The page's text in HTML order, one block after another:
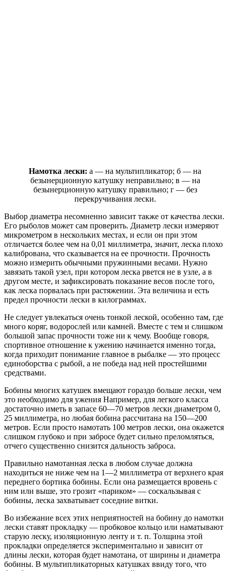
Намотка лески: а — на мультипликатор; б — на
безынерционную катушку неправильно; в — на
безынерционную катушку правильно; г — без
перекручивания лески.
Выбор диаметра несомненно зависит также от качества лески.
Его рыболов может сам проверить. Диаметр лески измеряют
микрометром в нескольких местах, и если он при этом
отличается более чем на 0,01 миллиметра, значит, леска плохо
калибрована, что сказывается на ее прочности. Прочность
можно измерить обычными пружинными весами. Нужно
завязать такой узел, при котором леска рвется не в узле, а в
другом месте, и зафиксировать показание весов после того,
как леска порвалась при растяжении. Эта величина и есть
предел прочности лески в килограммах.
Не следует увлекаться очень тонкой леской, особенно там, где
много коряг, водорослей или камней. Вместе с тем и слишком
большой запас прочности тоже ни к чему. Вообще говоря,
спортивное отношение к ужению начинается именно тогда,
когда приходит понимание главное в рыбалке — это процесс
единоборства с рыбой, а не победа над ней простейшими
средствами.
Бобины многих катушек вмещают гораздо больше лески, чем
это необходимо для ужения Например, для легкого класса
достаточно иметь в запасе 60—70 метров лески диаметром 0,
25 миллиметра, но любая бобина рассчитана на 150—200
метров. Если просто намотать 100 метров лески, она окажется
слишком глубоко и при забросе будет сильно преломляться,
отчего существенно снизится дальность заброса.
Правильно намотанная леска в любом случае должна
находиться не ниже чем на 1—2 миллиметра от верхнего края
переднего бортика бобины. Если она размещается вровень с
ним или выше, это грозит «париком» — соскальзывая с
бобины, леска захватывает соседние витки.
Во избежание всех этих неприятностей на бобину до намотки
лески ставят прокладку — пробковое кольцо или наматывают
старую леску, изоляционную ленту и т. п. Толщина этой
прокладки определяется экспериментально и зависит от
длины лески, которая будет намотана, от ширины и диаметра
бобины. В мультипликаторных катушках ввиду того, что